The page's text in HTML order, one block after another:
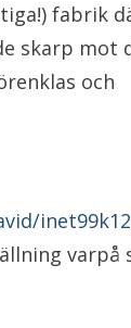
fabrik
skarp mot
och
varpå